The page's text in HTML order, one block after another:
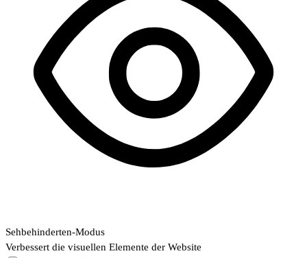
Sehbehinderten-Modus
Verbessert die visuellen Elemente der Website